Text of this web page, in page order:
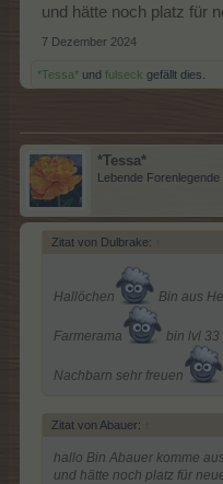
und hätte noch platz für
7 Dezember 2024
*Tessa* und fulseck gefällt dies.
*Tessa*
Lebende Forenlegende
Zitat von Dulbrake: ↑
Hallöchen Bin aus
Farmerama bin lvl 33
Nachbarn sehr freuen
Zitat von Abauer: ↑
hallo Bin Abauer komme
und hätte noch platz für